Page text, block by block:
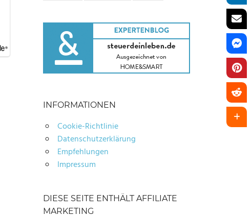
INFORMATIONEN
Cookie-Richtlinie
Datenschutzerklärung
Empfehlungen
Impressum
DIESE SEITE ENTHÄLT AFFILIATE
MARKETING